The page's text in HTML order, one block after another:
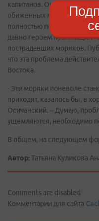
капитанов. Он выступил от
обиженных моряков, чьи
полностью поддерживает
давно героем публикации
пострадавших моряков.
что эта проблема
Востока.
- Эти моряки поневоле
приходят, казалось бы, в
Осичанский. – Думаю,
ущемляются, необходимо
В общем, на следующем
Автор:Татьяна Куликова
Comments are disabled
Комментарии для сайта